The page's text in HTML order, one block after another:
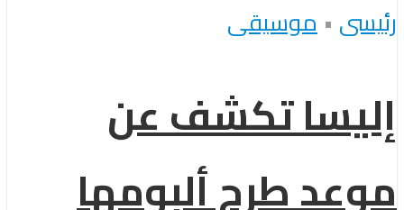
رئيسى •موسيقى
إليسا تكشف عن
موعد طرح ألبومها